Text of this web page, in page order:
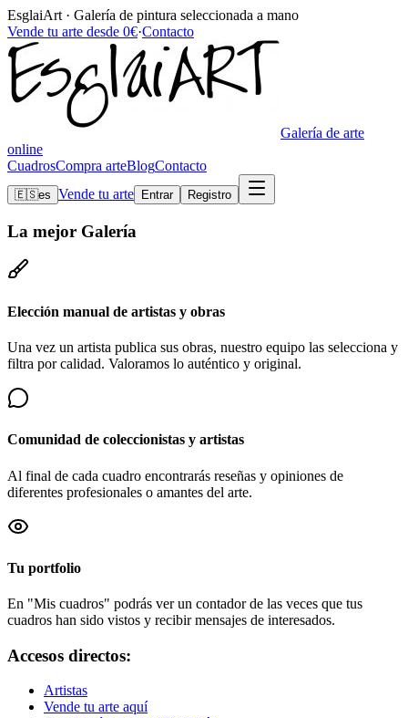
EsglaiArt · Galería de pintura seleccionada a mano
Vende tu arte desde 0€·Contacto
Galería de arte
online
CuadrosCompra arteBlogContacto
🇪🇸es Vende tu arte Entrar Registro
La mejor Galería
Elección manual de artistas y obras
Una vez un artista publica sus obras, nuestro equipo las selecciona y
filtra por calidad. Valoramos lo auténtico y original.
Comunidad de coleccionistas y artistas
Al final de cada cuadro encontrarás reseñas y opiniones de
diferentes profesionales o amantes del arte.
Tu portfolio
En "Mis cuadros" podrás ver un contador de las veces que tus
cuadros han sido vistos y recibir mensajes de interesados.
Accesos directos:
Artistas
Vende tu arte aquí